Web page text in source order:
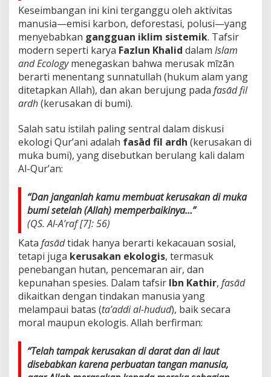
k
l
i
m
d
a
n
C
u
a
E
k
e
m
Keseimbangan ini kini terganggu oleh aktivitas
manusia—emisi karbon, deforestasi, polusi—yang
menyebabkan gangguan iklim sistemik. Tafsir
modern seperti karya Fazlun Khalid dalam Islam
and Ecologymenegaskan bahwa merusak mīzān
berarti menentang sunnatullah (hukum alam yang
ditetapkan Allah), dan akan berujung pada fasād fil
ardh(kerusakan di bumi).
Salah satu istilah paling sentral dalam diskusi
ekologi Qur’ani adalah fasād fil ardh (kerusakan di
muka bumi), yang disebutkan berulang kali dalam
Al-Qur’an:
“Dan janganlah kamu membuat kerusakan di muka
bumi setelah (Allah) memperbaikinya…”
(QS. Al-A’raf [7]: 56)
Kata fasādtidak hanya berarti kekacauan sosial,
tetapi juga kerusakan ekologis, termasuk
penebangan hutan, pencemaran air, dan
kepunahan spesies. Dalam tafsir Ibn Kathir, fasād
dikaitkan dengan tindakan manusia yang
melampaui batas (ta’addi al-hudud), baik secara
moral maupun ekologis. Allah berfirman:
“Telah tampak kerusakan di darat dan di laut
disebabkan karena perbuatan tangan manusia,